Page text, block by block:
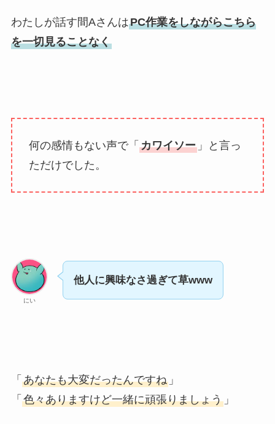
わたしが話す間AさんはPC作業をしながらこちら
を一切見ることなく
何の感情もない声で「 カワイソー」と言っ
ただけでした。
にい
他人に興味なさ過ぎて草www
「 あなたも大変だったんですね」
「 色々ありますけど一緒に頑張りましょう」